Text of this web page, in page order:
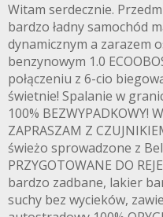
Witam serdecznie.
bardzo ładny samochód
dynamicznym a zarazem
benzynowym 1.0
połączeniu z 6-cio
świetnie! Spalanie w
100% BEZWYPADKOWY!
ZAPRASZAM Z
świeżo sprowadzone z
PRZYGOTOWANE DO
bardzo zadbane, lakier
suchy bez wycieków,